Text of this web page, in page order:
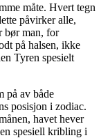
måte. Hvert tegn
påvirker alle,
bør man, for
på halsen, ikke
Tyren spesielt
på av både
posisjon i zodiac.
havet hever
spesiell kribling i